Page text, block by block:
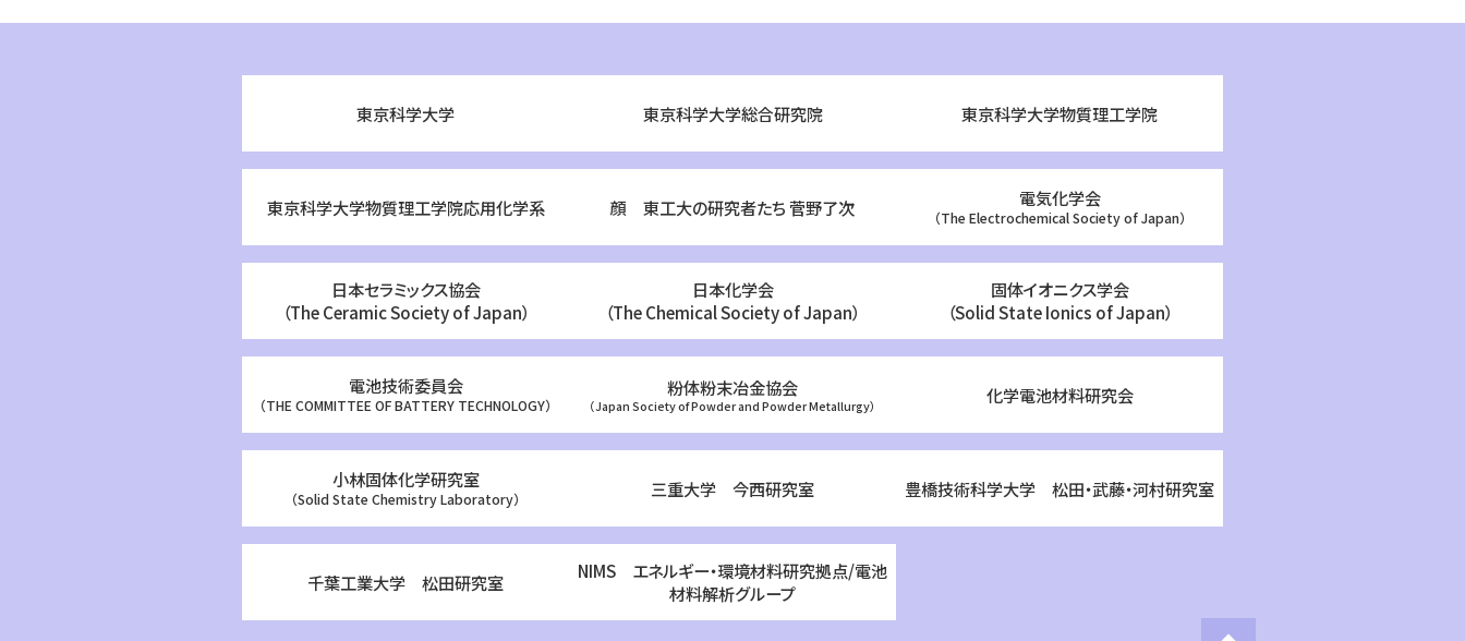
東京科学大学 東京科学大学総合研究院 東京科学大学物質理工学院
東京科学大学物質理工学院応用化学系 顔 東工大の研究者たち 菅野了次 電気化学会
（The Electrochemical Society of Japan）
日本セラミックス協会
（The Ceramic Society of Japan）
日本化学会
（The Chemical Society of Japan）
固体イオニクス学会
（Solid State Ionics of Japan）
電池技術委員会
（THE COMMITTEE OF BATTERY TECHNOLOGY）
粉体粉末冶金協会
（Japan Society of Powder and Powder Metallurgy） 化学電池材料研究会
小林固体化学研究室
（Solid State Chemistry Laboratory） 三重大学 今西研究室 豊橋技術科学大学 松田・武藤・河村研究室
千葉工業大学 松田研究室
NIMS エネルギー・環境材料研究拠点/電池
材料解析グループ